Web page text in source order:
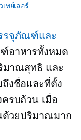
ทย์เลอร์
รจุภัณฑ์และ
อาหารทั้งหมด
มาณสุทธิ และ
งชื่อและที่ตั้ง
รบถ้วน เมื่อ
ด้วยปริมาณมาก